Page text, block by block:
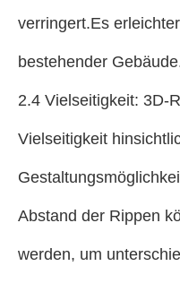
verringert.Es
bestehender
2.4 Vielseitigkeit: 3D-
Vielseitigkeit
Abstand der Rippen
werden, um